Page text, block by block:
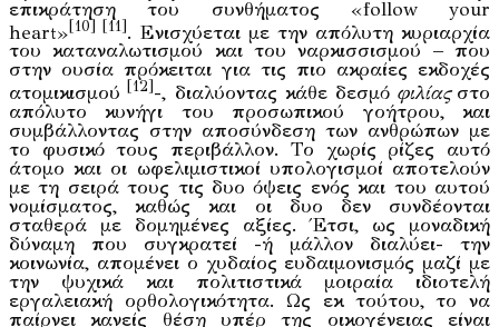
επικράτηση του συνθήματος «follow your
heart»[10] [11]. Ενισχύεται με την απόλυτη κυριαρχία
του καταναλωτισμού και του ναρκισσισμού – που
στην ουσία πρόκειται για τις πιο ακραίες εκδοχές
ατομικισμού [12]-, διαλύοντας κάθε δεσμό φιλίαςστο
απόλυτο κυνήγι του προσωπικού γοήτρου, και
συμβάλλοντας στην αποσύνδεση των ανθρώπων με
το φυσικό τους περιβάλλον. Το χωρίς ρίζες αυτό
άτομο και οι ωφελιμιστικοί υπολογισμοί αποτελούν
με τη σειρά τους τις δυο όψεις ενός και του αυτού
νομίσματος, καθώς και οι δυο δεν συνδέονται
σταθερά με δομημένες αξίες. Έτσι, ως μοναδική
δύναμη που συγκρατεί -ή μάλλον διαλύει- την
κοινωνία, απομένει ο χυδαίος ευδαιμονισμός μαζί με
την ψυχικά και πολιτιστικά μοιραία ιδιοτελή
εργαλειακή ορθολογικότητα. Ως εκ τούτου, το να
παίρνει κανείς θέση υπέρ της οικογένειας είναι